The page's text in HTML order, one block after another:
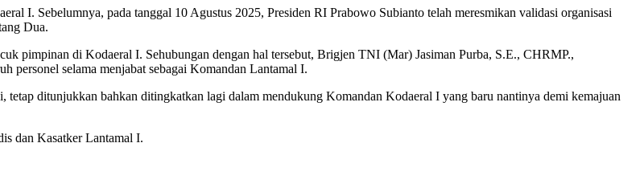
I. Sebelumnya, pada tanggal 10 Agustus 2025, Presiden RI Prabowo Subianto telah meresmikan validasi organisasi
Dua.
pimpinan di Kodaeral I. Sehubungan dengan hal tersebut, Brigjen TNI (Mar) Jasiman Purba, S.E., CHRMP.,
personel selama menjabat sebagai Komandan Lantamal I.
ditunjukkan bahkan ditingkatkan lagi dalam mendukung Komandan Kodaeral I yang baru nantinya demi kemajuan
dan Kasatker Lantamal I.